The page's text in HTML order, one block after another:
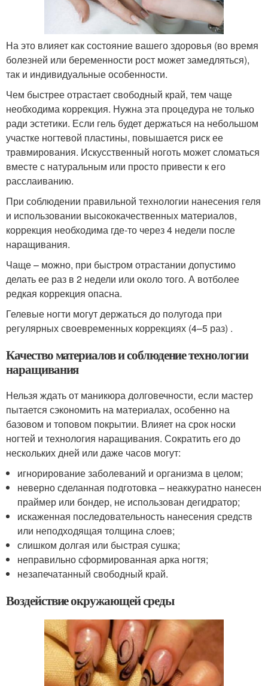
На это влияет как состояние вашего здоровья (во время
болезней или беременности рост может замедляться),
так и индивидуальные особенности.
Чем быстрее отрастает свободный край, тем чаще
необходима коррекция. Нужна эта процедура не только
ради эстетики. Если гель будет держаться на небольшом
участке ногтевой пластины, повышается риск ее
травмирования. Искусственный ноготь может сломаться
вместе с натуральным или просто привести к его
расслаиванию.
При соблюдении правильной технологии нанесения геля
и использовании высококачественных материалов,
коррекция необходима где-то через 4 недели после
наращивания.
Чаще – можно, при быстром отрастании допустимо
делать ее раз в 2 недели или около того. А вотболее
редкая коррекция опасна.
Гелевые ногти могут держаться до полугода при
регулярных своевременных коррекциях (4–5 раз) .
Качество материалов и соблюдение технологии
наращивания
Нельзя ждать от маникюра долговечности, если мастер
пытается сэкономить на материалах, особенно на
базовом и топовом покрытии. Влияет на срок носки
ногтей и технология наращивания. Сократить его до
нескольких дней или даже часов могут:
игнорирование заболеваний и организма в целом;
неверно сделанная подготовка – неаккуратно нанесен
праймер или бондер, не использован дегидратор;
искаженная последовательность нанесения средств
или неподходящая толщина слоев;
слишком долгая или быстрая сушка;
неправильно сформированная арка ногтя;
незапечатанный свободный край.
Воздействие окружающей среды